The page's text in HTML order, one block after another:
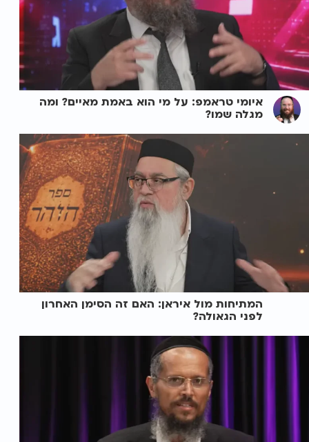
איומי טראמפ: על מי הוא באמת מאיים? ומה
מגלה שמו?
המתיחות מול איראן: האם זה הסימן האחרון
לפני הגאולה?